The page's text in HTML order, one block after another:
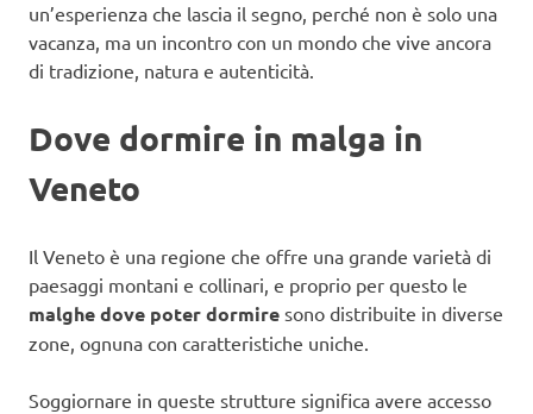
un’esperienza che lascia il segno, perché non è solo una
vacanza, ma un incontro con un mondo che vive ancora
di tradizione, natura e autenticità.
Dove dormire in malga in
Veneto
Il Veneto è una regione che offre una grande varietà di
paesaggi montani e collinari, e proprio per questo le
malghe dove poter dormire sono distribuite in diverse
zone, ognuna con caratteristiche uniche.
Soggiornare in queste strutture significa avere accesso